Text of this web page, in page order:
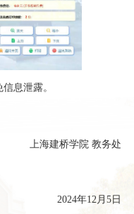
息泄露。
上海建桥学院 教务处
2024年12 月5日